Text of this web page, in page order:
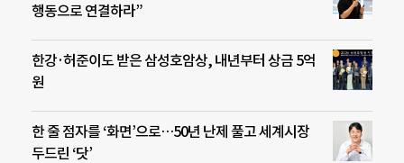
행동으로 연결하라”
한강·허준이도 받은 삼성호암상, 내년부터 상금 5억
원
한 줄 점자를 ‘화면’으로…50년 난제 풀고 세계시장
두드린 ‘닷’